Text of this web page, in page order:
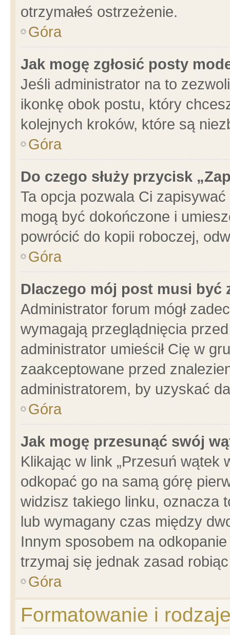
otrzymałeś ostrzeżenie.
Góra
Jak mogę zgłosić posty
Jeśli administrator na to
ikonkę obok postu, który
kolejnych kroków, które są
Góra
Do czego służy przycisk
Ta opcja pozwala Ci
mogą być dokończone i
powrócić do kopii roboczej,
Góra
Dlaczego mój post musi być
Administrator forum mógł
wymagają przeglądnięcia
administrator umieścił Cię w
zaakceptowane przed
administratorem, by uzyskać
Góra
Jak mogę przesunąć swój
Klikając w link „Przesuń wątek
odkopać go na samą górę
widzisz takiego linku, oznacza
lub wymagany czas między
Innym sposobem na
trzymaj się jednak zasad
Góra
Formatowanie i